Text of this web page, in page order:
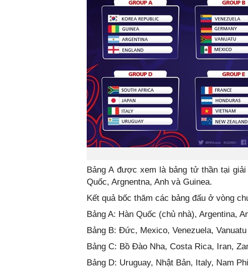
Bảng A được xem là bảng tử thần tại
Quốc, Argnentna, Anh và Guinea.
Kết quả bốc thăm các bảng đấu ở vòng
Bảng A: Hàn Quốc (chủ nhà), Argentina,
Bảng B: Đức, Mexico, Venezuela, Vanuatu
Bảng C: Bồ Đào Nha, Costa Rica, Iran,
Bảng D: Uruguay, Nhật Bản, Italy, Nam Phi